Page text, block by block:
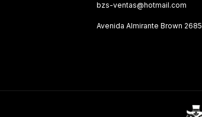
bzs-ventas@hotmail.com
Avenida Almirante Brown 2685